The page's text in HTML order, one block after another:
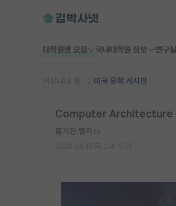
대학원생 모집 국내대학원 정보 연구
커뮤니티 홈 미국 유학 게시판
Computer Architecture
활기찬 맹자